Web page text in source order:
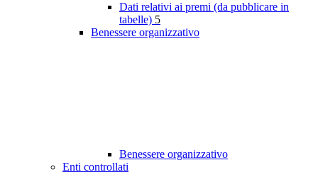
Dati relativi ai premi (da pubblicare in
tabelle) 5
Benessere organizzativo
Benessere organizzativo
Enti controllati